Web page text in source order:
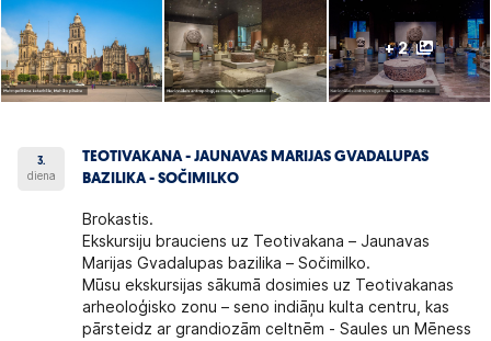
+ 2
3.
diena
TEOTIVAKANA - JAUNAVAS MARIJAS GVADALUPAS
BAZILIKA - SOČIMILKO
Brokastis.
Ekskursiju brauciens uz Teotivakana – Jaunavas
Marijas Gvadalupas bazilika – Sočimilko.
Mūsu ekskursijas sākumā dosimies uz Teotivakanas
arheoloģisko zonu – seno indiāņu kulta centru, kas
pārsteidz ar grandiozām celtnēm - Saules un Mēness